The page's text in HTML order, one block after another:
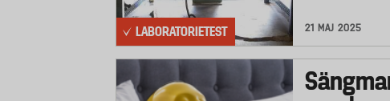
LABORATORIETEST 21 MAJ 2025